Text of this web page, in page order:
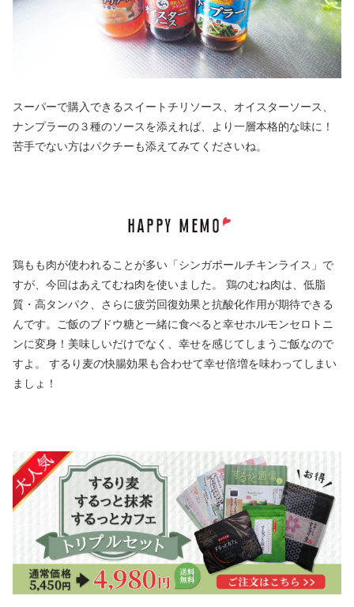
スーパーで購入できるスイートチリソース、オイスターソース、
ナンプラーの３種のソースを添えれば、より一層本格的な味に！
苦手でない方はパクチーも添えてみてくださいね。
鶏もも肉が使われることが多い「シンガポールチキンライス」で
すが、今回はあえてむね肉を使いました。 鶏のむね肉は、低脂
質・高タンパク、さらに疲労回復効果と抗酸化作用が期待できる
んです。ご飯のブドウ糖と一緒に食べると幸せホルモンセロトニ
ンに変身！美味しいだけでなく、幸せを感じてしまうご飯なので
すよ。 するり麦の快腸効果も合わせて幸せ倍増を味わってしまい
ましょ！